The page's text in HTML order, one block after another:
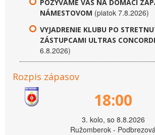
POZÝVAME VÁS NA DOMÁCI
NÁMESTOVOM (piatok 7.8.2026)
VYJADRENIE KLUBU PO
ZÁSTUPCAMI ULTRAS
6.8.2026)
Rozpis zápasov
18:00
3. kolo, so 8.8.2026
Ružomberok -